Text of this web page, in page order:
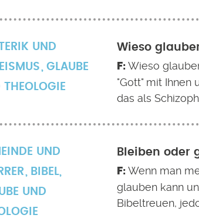
UND
GLAUBE
THEOLOGIE
Wieso
Wieso
"Gott" mit Ihnen
das als
UND
BIBEL,
UND
Bleiben oder
Wenn man
glauben kann
Bibeltreuen,